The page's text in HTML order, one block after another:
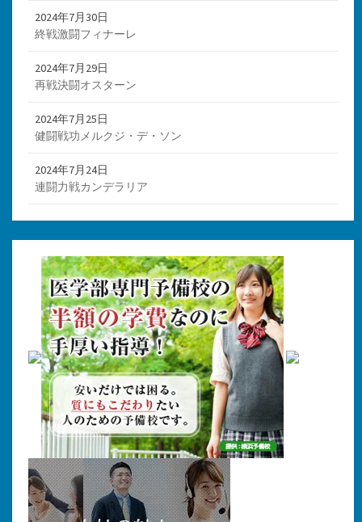
2024年7月30日
終戦激闘フィナーレ
2024年7月29日
再戦決闘オスターン
2024年7月25日
健闘戦功メルクジ・デ・ソン
2024年7月24日
連闘力戦カンデラリア